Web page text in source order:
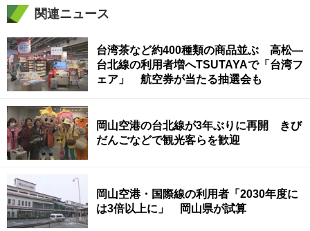
関連ニュース
台湾茶など約400種類の商品並ぶ 高松―
台北線の利用者増へTSUTAYAで「台湾フ
ェア」 航空券が当たる抽選会も
岡山空港の台北線が3年ぶりに再開 きび
だんごなどで観光客らを歓迎
岡山空港・国際線の利用者「2030年度に
は3倍以上に」 岡山県が試算